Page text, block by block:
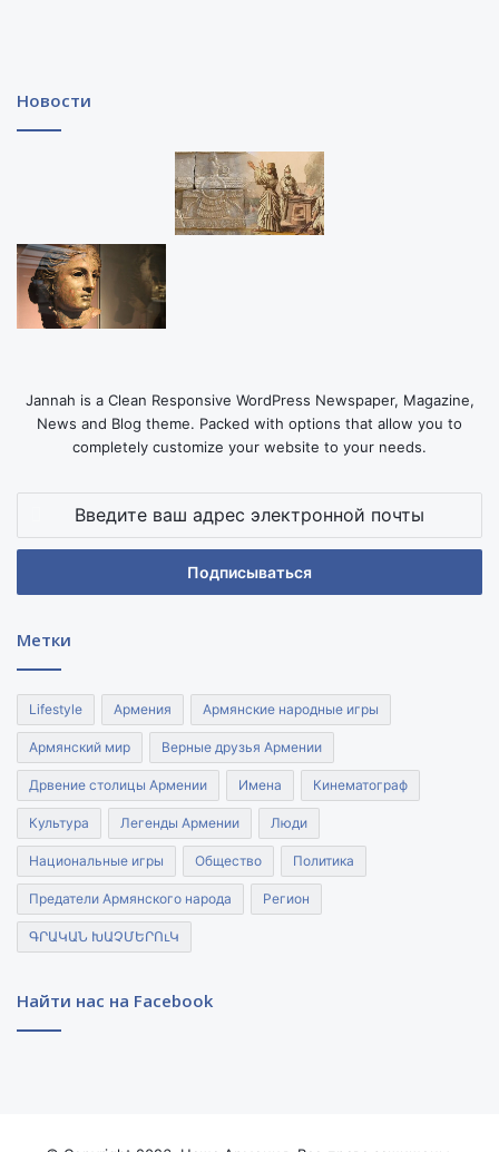
Новости
Jannah is a Clean Responsive WordPress Newspaper, Magazine,
News and Blog theme. Packed with options that allow you to
completely customize your website to your needs.
адрес
почты
Метки
Lifestyle Армения Армянские народные игры
Армянский мир Верные друзья Армении
Дрвение столицы Армении Имена Кинематограф
Культура Легенды Армении Люди
Национальные игры Общество Политика
Предатели Армянского народа Регион
ԳՐԱԿԱՆ ԽԱՉՄԵՐՈւԿ
Найти нас на Facebook